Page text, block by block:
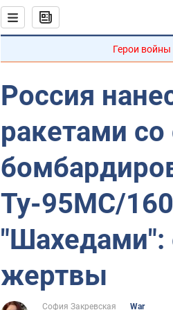
Герои войны
Россия
ракетами со
Ту-95МС/
"Шахедами":
жертвы
София Закревская
War